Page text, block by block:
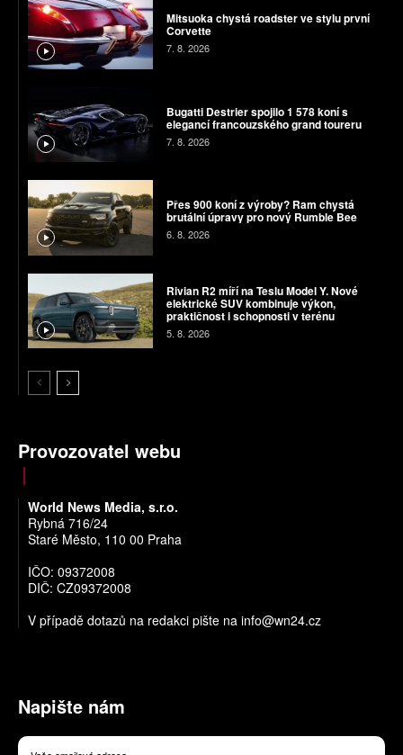
Mitsuoka chystá roadster ve stylu první
Corvette
7. 8. 2026
Bugatti Destrier spojilo 1 578 koní s
elegancí francouzského grand toureru
7. 8. 2026
Přes 900 koní z výroby? Ram chystá
brutální úpravy pro nový Rumble Bee
6. 8. 2026
Rivian R2 míří na Teslu Model Y. Nové
elektrické SUV kombinuje výkon,
praktičnost i schopnosti v terénu
5. 8. 2026
Provozovatel webu
World News Media, s.r.o.
Rybná 716/24
Staré Město, 110 00 Praha
IČO: 09372008
DIČ: CZ09372008
V případě dotazů na redakci pište na info@wn24.cz
Napište nám